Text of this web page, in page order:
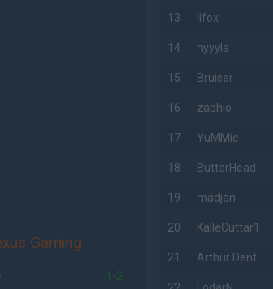
Gaming
1-2
13 lifox
14 hyyyla
15 Bruiser
16 zaphio
17 YuMMie
18 ButterHead
19 madjan
20 KalleCuttar1
21 Arthur Dent